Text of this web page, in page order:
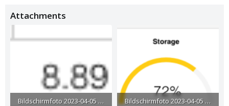
Attachments
Bildschirmfoto 2023-04-05 um 18.02.40.png
Bildschirmfoto 2023-04-05 um 18.02.24.png